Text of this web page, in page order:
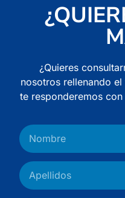
¿Quieres
nosotros rellenando
te responderemos